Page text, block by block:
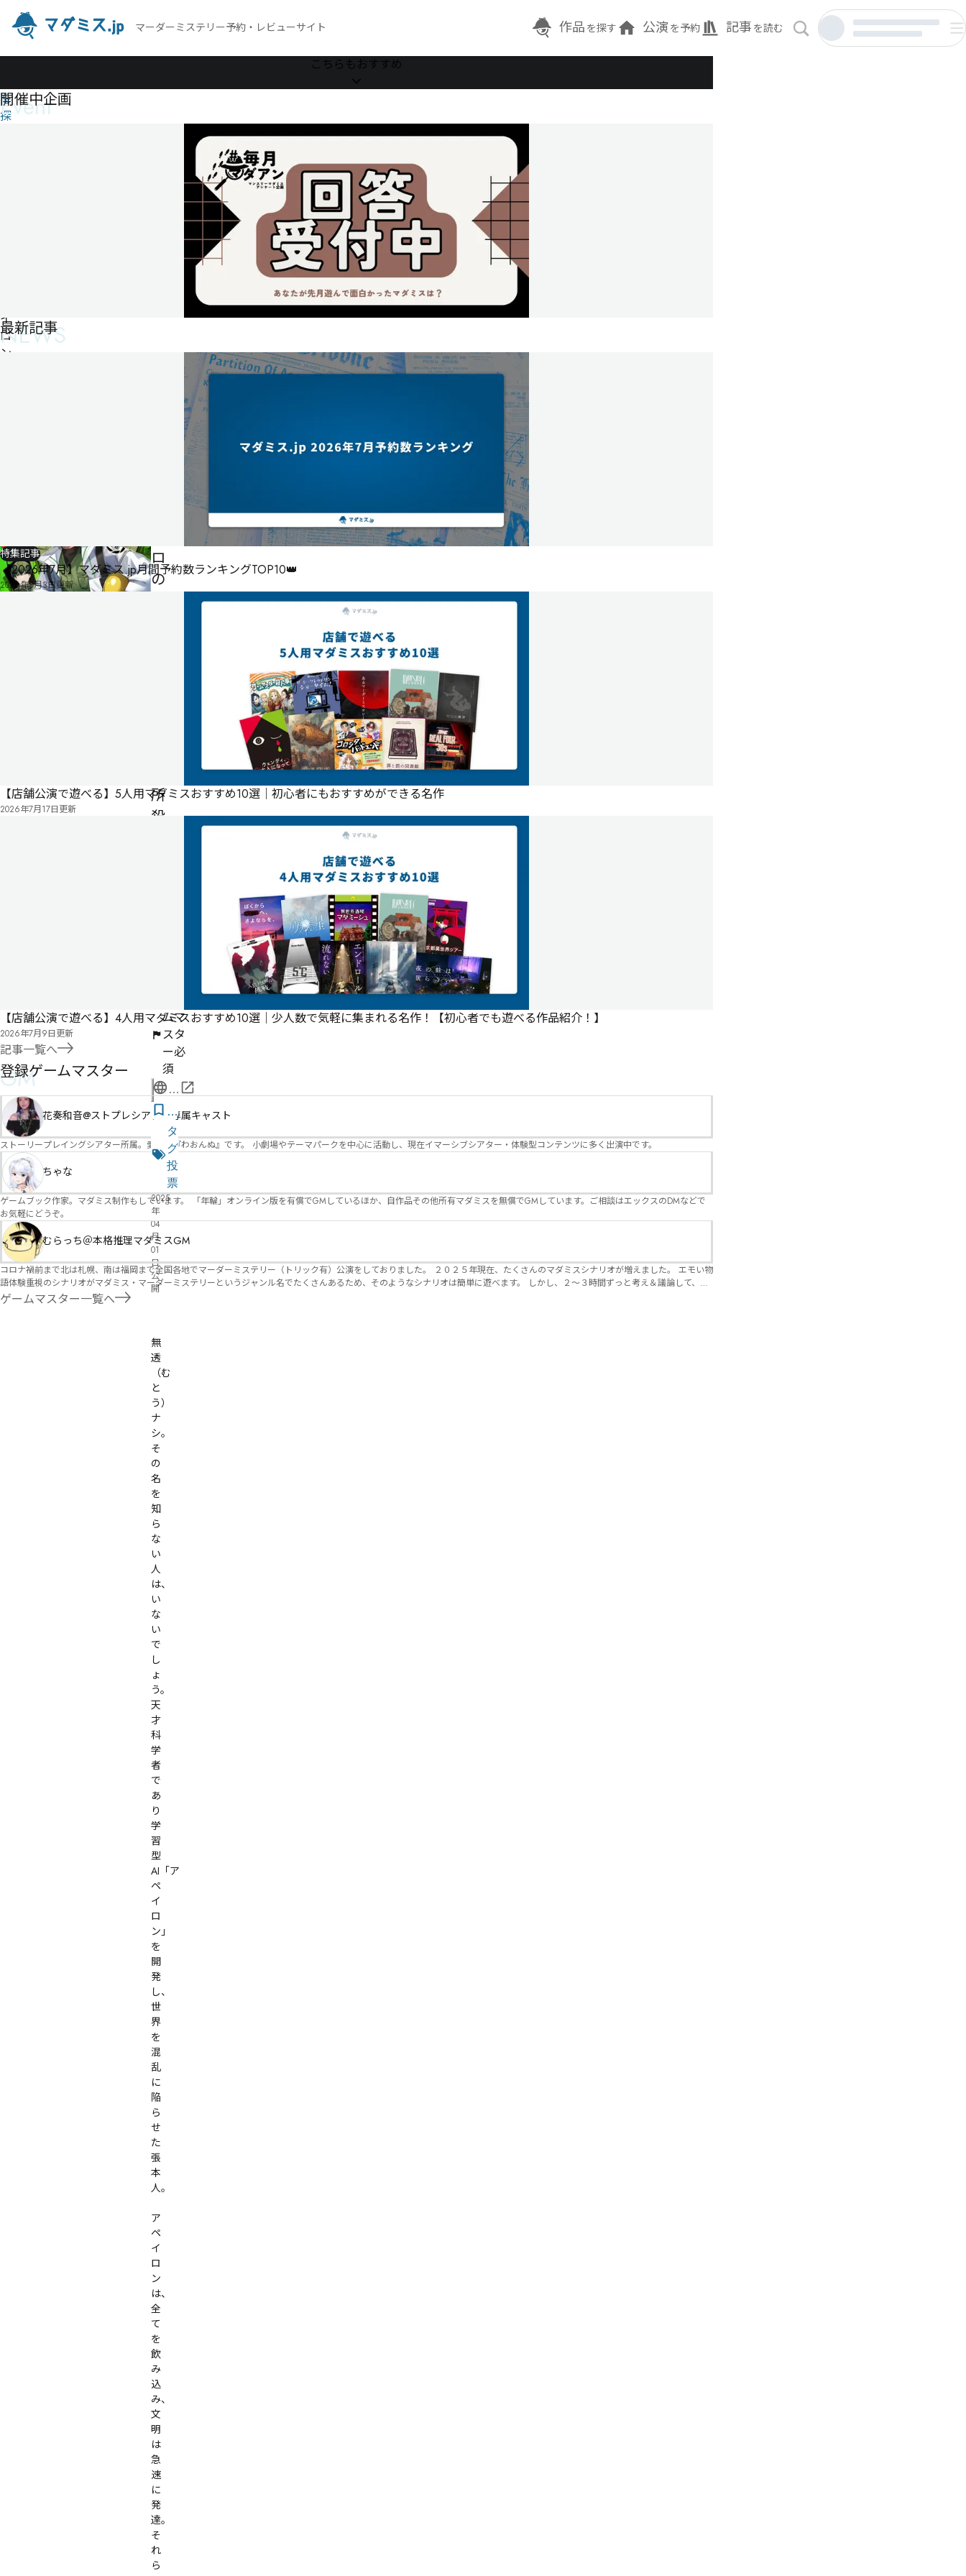
マーダーミステリー予約・レビューサイト 作品 を探す 公演 を予約 記事 を読む
を
探
イ
ロ
ン
ロ
の
所
殺
ムマ
スタ
ー必
須
公
ペ
ー
ジ
気
に
な
る
リ
ス
タ
グ
投
票
2025
年
04
月
01
日
公
開
無
透
（む
と
う）
ナ
シ。
そ
の
名
を
知
ら
な
い
人
は、
い
な
い
で
し
ょ
う。
天
才
科
学
者
で
あ
り
学
習
型
AI「ア
ペ
イ
ロ
ン」
を
開
発
し、
世
界
を
混
乱
に
陥
ら
せ
た
張
本
人。
ア
ペ
イ
ロ
ン
は、
全
て
を
飲
み
込
み、
文
明
は
急
速
に
発
達。
そ
れ
ら
こちらもおすすめ
Event
開催中企画
NEWS
最新記事
特集記事
【2026年7月】マダミス.jp月間予約数ランキングTOP10👑
2026年8月3日更新
【店舗公演で遊べる】5人用マダミスおすすめ10選｜初心者にもおすすめができる名作
2026年7月17日更新
【店舗公演で遊べる】4人用マダミスおすすめ10選｜少人数で気軽に集まれる名作！【初心者でも遊べる作品紹介！】
2026年7月9日更新
記事一覧へ
GM
登録ゲームマスター
花奏和音@ストプレシアター専属キャスト
ストーリープレイングシアター所属。愛称は『わおんぬ』です。 小劇場やテーマパークを中心に活動し、現在イマーシブシアター・体験型コンテンツに多く出演中です。
ちゃな
ゲームブック作家。マダミス制作もしています。 「年輪」オンライン版を有償でGMしているほか、自作品その他所有マダミスを無償でGMしています。ご相談はエックスのDMなどで
お気軽にどうぞ。
むらっち＠本格推理マダミスGM
コロナ禍前まで北は札幌、南は福岡まで全国各地でマーダーミステリー（トリック有）公演をしておりました。 ２０２５年現在、たくさんのマダミスシナリオが増えました。 エモい物
語体験重視のシナリオがマダミス・マーダーミステリーというジャンル名でたくさんあるため、そのようなシナリオは簡単に遊べます。 しかし、２～３時間ずっと考え＆議論して、見
たことないトリックが解ける閃きや犯人として逃げ切る楽しみのある本格推理マーダーミステリーを見つけることが難しくなっていませんか？ そんな本格推理マダミスをお届けしま
ゲームマスター一覧へ